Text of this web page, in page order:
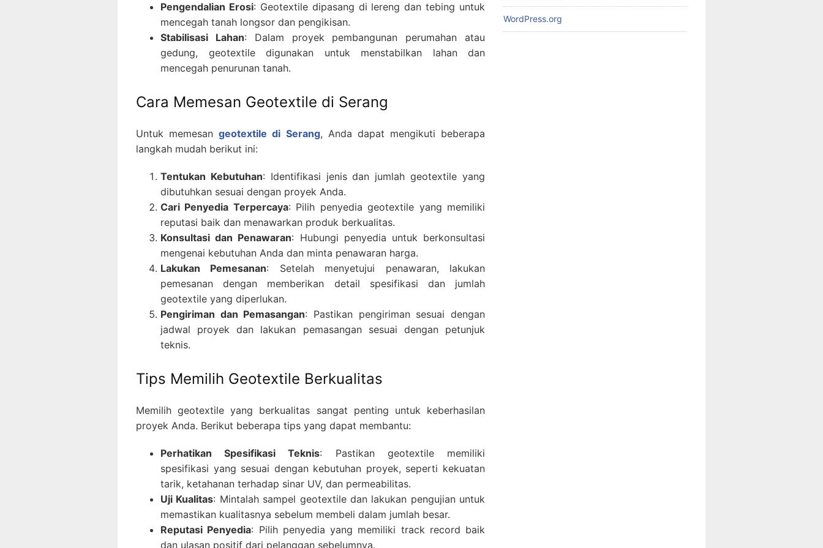
Pengendalian Erosi: Geotextile dipasang di lereng dan tebing untuk
mencegah tanah longsor dan pengikisan.
Stabilisasi Lahan: Dalam proyek pembangunan perumahan atau
gedung, geotextile digunakan untuk menstabilkan lahan dan
mencegah penurunan tanah.
Cara Memesan Geotextile di Serang
Untuk memesangeotextile di Serang, Anda dapat mengikuti beberapa
langkah mudah berikut ini:
Tentukan Kebutuhan: Identifikasi jenis dan jumlah geotextile yang
dibutuhkan sesuai dengan proyek Anda.
Cari Penyedia Terpercaya: Pilih penyedia geotextile yang memiliki
reputasi baik dan menawarkan produk berkualitas.
Konsultasi dan Penawaran: Hubungi penyedia untuk berkonsultasi
mengenai kebutuhan Anda dan minta penawaran harga.
Lakukan Pemesanan: Setelah menyetujui penawaran, lakukan
pemesanan dengan memberikan detail spesifikasi dan jumlah
geotextile yang diperlukan.
Pengiriman dan Pemasangan: Pastikan pengiriman sesuai dengan
jadwal proyek dan lakukan pemasangan sesuai dengan petunjuk
teknis.
Tips Memilih Geotextile Berkualitas
Memilih geotextile yang berkualitas sangat penting untuk keberhasilan
proyek Anda. Berikut beberapa tips yang dapat membantu:
Perhatikan Spesifikasi Teknis: Pastikan geotextile memiliki
spesifikasi yang sesuai dengan kebutuhan proyek, seperti kekuatan
tarik, ketahanan terhadap sinar UV, dan permeabilitas.
Uji Kualitas: Mintalah sampel geotextile dan lakukan pengujian untuk
memastikan kualitasnya sebelum membeli dalam jumlah besar.
Reputasi Penyedia: Pilih penyedia yang memiliki track record baik
dan ulasan positif dari pelanggan sebelumnya.
WordPress.org